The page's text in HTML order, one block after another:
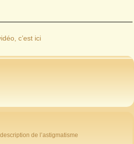
c’est ici
de l’astigmatisme